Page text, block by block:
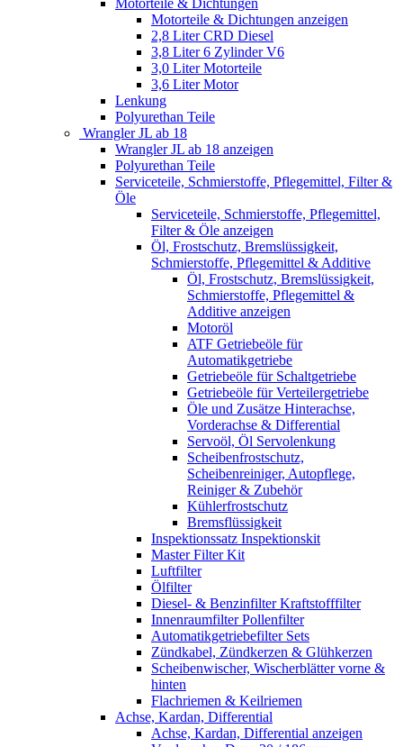
Motorteile & Dichtungen anzeigen
2,8 Liter CRD Diesel
3,8 Liter 6 Zylinder V6
3,0 Liter Motorteile
3,6 Liter Motor
Lenkung
Polyurethan Teile
Wrangler JL ab 18
Wrangler JL ab 18 anzeigen
Polyurethan Teile
Serviceteile, Schmierstoffe, Pflegemittel, Filter &
Öle
Serviceteile, Schmierstoffe, Pflegemittel,
Filter & Öle anzeigen
Öl, Frostschutz, Bremslüssigkeit,
Schmierstoffe, Pflegemittel & Additive
Öl, Frostschutz, Bremslüssigkeit,
Schmierstoffe, Pflegemittel &
Additive anzeigen
Motoröl
ATF Getriebeöle für
Automatikgetriebe
Getriebeöle für Schaltgetriebe
Getriebeöle für Verteilergetriebe
Öle und Zusätze Hinterachse,
Vorderachse & Differential
Servoöl, Öl Servolenkung
Scheibenfrostschutz,
Scheibenreiniger, Autopflege,
Reiniger & Zubehör
Kühlerfrostschutz
Bremsflüssigkeit
Inspektionssatz Inspektionskit
Master Filter Kit
Luftfilter
Ölfilter
Diesel- & Benzinfilter Kraftstofffilter
Innenraumfilter Pollenfilter
Automatikgetriebefilter Sets
Zündkabel, Zündkerzen & Glühkerzen
Scheibenwischer, Wischerblätter vorne &
hinten
Flachriemen & Keilriemen
Achse, Kardan, Differential
Achse, Kardan, Differential anzeigen